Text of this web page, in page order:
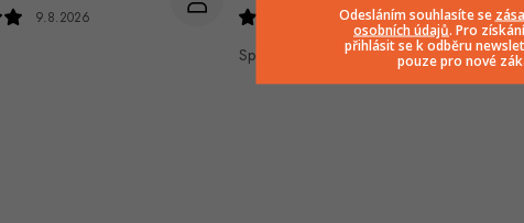
9.8.2026 9.8.2026
Spokojenost
Odesláním souhlasíte se
osobních údajů. Pro
přihlásit se k odběru
pouze pro nové